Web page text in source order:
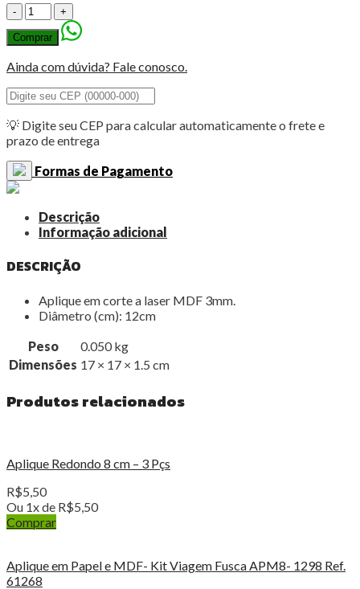
Aplique
Redondo
Arabesco
com
Aro
12cm
quantidade
Comprar
Ainda com dúvida? Fale conosco.
💡 Digite seu CEP para calcular automaticamente o frete e
prazo de entrega
Formas de Pagamento
Descrição
Informação adicional
DESCRIÇÃO
Aplique em corte a laser MDF 3mm.
Diâmetro (cm): 12cm
Peso
0.050 kg
Dimensões 17 × 17 × 1.5 cm
Produtos relacionados
Aplique Redondo 8 cm – 3 Pçs
R$5,50
Ou 1x de R$5,50
Comprar
Aplique em Papel e MDF- Kit Viagem Fusca APM8- 1298 Ref.
61268